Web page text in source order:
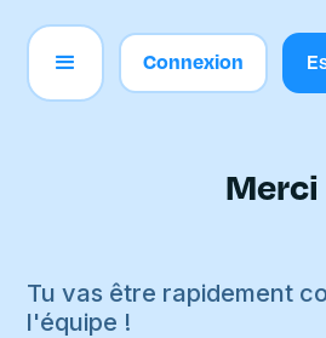
Connexion
Merci
Tu vas être rapidement
l'équipe !